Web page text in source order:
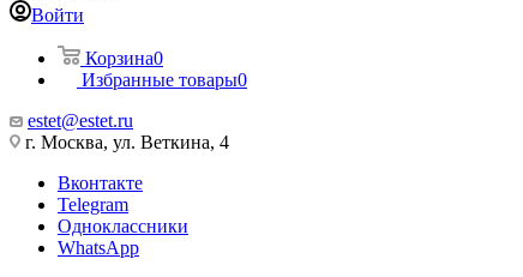
Войти
Корзина0
Избранные товары0
estet@estet.ru
г. Москва, ул. Веткина, 4
Вконтакте
Telegram
Одноклассники
WhatsApp